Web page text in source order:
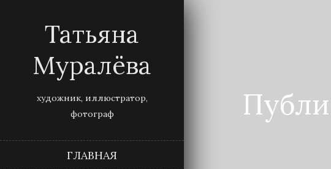
Татьяна
Муралёва
художник, иллюстратор,
фотограф
ГЛАВНАЯ